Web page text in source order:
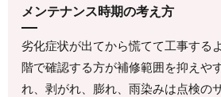
メンテナンス時期の考え方
劣化症状が出てから慌てて工事する
階で確認する方が補修範囲を抑えや
れ、剥がれ、膨れ、雨染みは点検の